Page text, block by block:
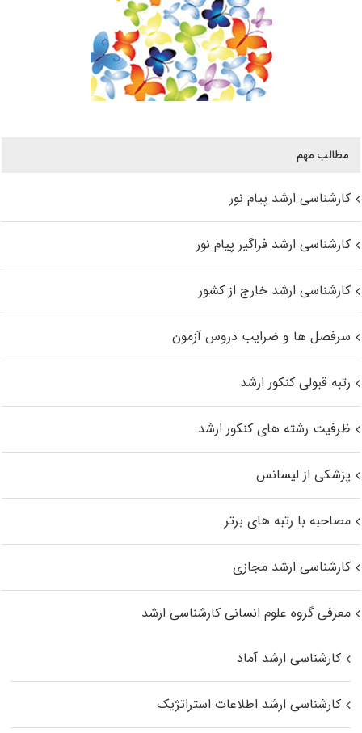
مطالب مهم
کارشناسی ارشد پیام نور
کارشناسی ارشد فراگیر پیام نور
کارشناسی ارشد خارج از کشور
سرفصل ها و ضرایب دروس آزمون
رتبه قبولی کنکور ارشد
ظرفیت رشته های کنکور ارشد
پزشکی از لیسانس
مصاحبه با رتبه های برتر
کارشناسی ارشد مجازی
معرفی گروه علوم انسانی کارشناسی ارشد
کارشناسی ارشد آماد
کارشناسی ارشد اطلاعات استراتژیک